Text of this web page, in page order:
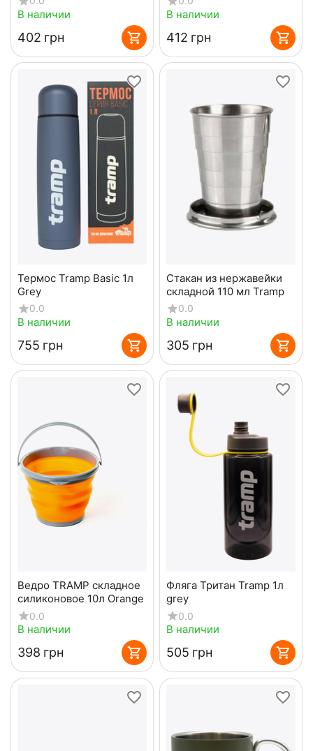
В наличии
‍402‍ грн
137 Olive
В наличии
‍412‍ грн
Термос Tramp Basic 1л
Grey
0.0
В наличии
‍755‍ грн
Стакан из нержавейки
складной 110 мл Tramp
0.0
В наличии
‍305‍ грн
Ведро TRAMP складное
силиконовое 10л Orange
0.0
В наличии
‍398‍ грн
Фляга Тритан Tramp 1л
grey
0.0
В наличии
‍505‍ грн